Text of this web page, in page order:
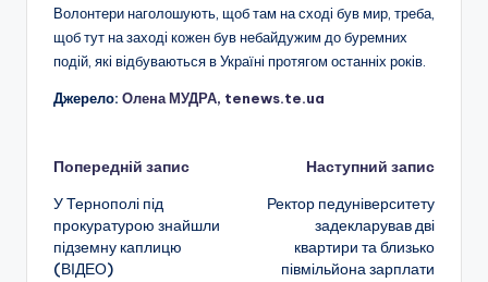
Волонтери наголошують, щоб там на сході був мир, треба,
щоб тут на заході кожен був небайдужим до буремних
подій, які відбуваються в Україні протягом останніх років.
Джерело: Олена МУДРА, tenews.te.ua
Навігація
по
запису
Попередній запис
У Тернополі під
прокуратурою знайшли
підземну каплицю
(ВІДЕО)
Наступний запис
Ректор педуніверситету
задекларував дві
квартири та близько
півмільйона зарплати